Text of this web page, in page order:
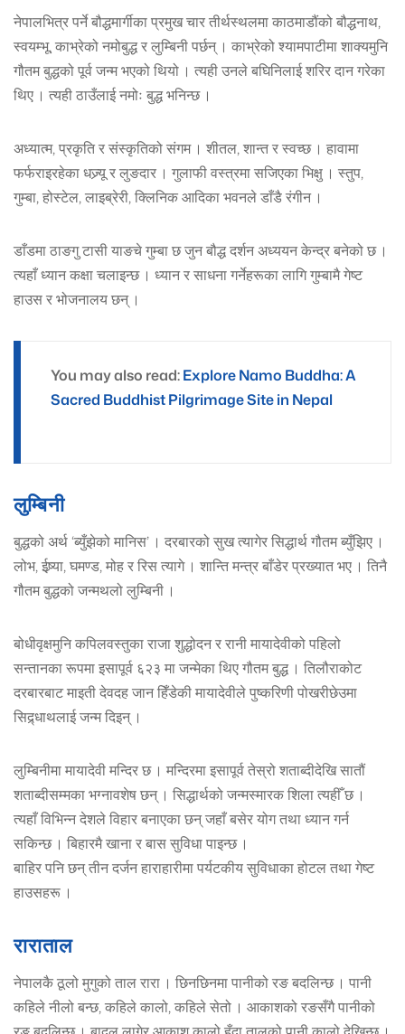
नेपालभित्र पर्ने बौद्धमार्गीका प्रमुख चार तीर्थस्थलमा काठमाडौंको बौद्धनाथ,
स्वयम्भू, काभ्रेको नमोबुद्ध र लुम्बिनी पर्छन् । काभ्रेको श्यामपाटीमा शाक्यमुनि
गौतम बुद्धको पूर्व जन्म भएको थियो । त्यही उनले बघिनिलाई शरिर दान गरेका
थिए । त्यही ठाउँलाई नमोः बुद्ध भनिन्छ ।
अध्यात्म, प्रकृति र संस्कृतिको संगम । शीतल, शान्त र स्वच्छ । हावामा
फर्फराइरहेका धज्र्यू र लुङदार । गुलाफी वस्त्रमा सजिएका भिक्षु । स्तुप,
गुम्बा, होस्टेल, लाइब्रेरी, क्लिनिक आदिका भवनले डाँडै रंगीन ।
डाँडमा ठाङगु टासी याङचे गुम्बा छ जुन बौद्ध दर्शन अध्ययन केन्द्र बनेको छ ।
त्यहाँ ध्यान कक्षा चलाइन्छ । ध्यान र साधना गर्नेहरूका लागि गुम्बामै गेष्ट
हाउस र भोजनालय छन् ।
You may also read:Explore Namo Buddha: A
Sacred Buddhist Pilgrimage Site in Nepal
लुम्बिनी
बुद्धको अर्थ ‘ब्युँझेको मानिस’ । दरबारको सुख त्यागेर सिद्धार्थ गौतम ब्युँझिए ।
लोभ, ईष्र्या, घमण्ड, मोह र रिस त्यागे । शान्ति मन्त्र बाँडेर प्रख्यात भए । तिनै
गौतम बुद्धको जन्मथलो लुम्बिनी ।
बोधीवृक्षमुनि कपिलवस्तुका राजा शुद्धोदन र रानी मायादेवीको पहिलो
सन्तानका रूपमा इसापूर्व ६२३ मा जन्मेका थिए गौतम बुद्ध । तिलौराकोट
दरबारबाट माइती देवदह जान हिँडेकी मायादेवीले पुष्करिणी पोखरीछेउमा
सिद्र्धाथलाई जन्म दिइन् ।
लुम्बिनीमा मायादेवी मन्दिर छ । मन्दिरमा इसापूर्व तेस्रो शताब्दीदेखि सातौं
शताब्दीसम्मका भग्नावशेष छन् । सिद्धार्थको जन्मस्मारक शिला त्यहीँ छ ।
त्यहाँ विभिन्न देशले विहार बनाएका छन् जहाँ बसेर योग तथा ध्यान गर्न
सकिन्छ । बिहारमै खाना र बास सुविधा पाइन्छ ।
बाहिर पनि छन् तीन दर्जन हाराहारीमा पर्यटकीय सुविधाका होटल तथा गेष्ट
हाउसहरू ।
राराताल
नेपालकै ठूलो मुगुको ताल रारा । छिनछिनमा पानीको रङ बदलिन्छ । पानी
कहिले नीलो बन्छ, कहिले कालो, कहिले सेतो । आकाशको रङसँगै पानीको